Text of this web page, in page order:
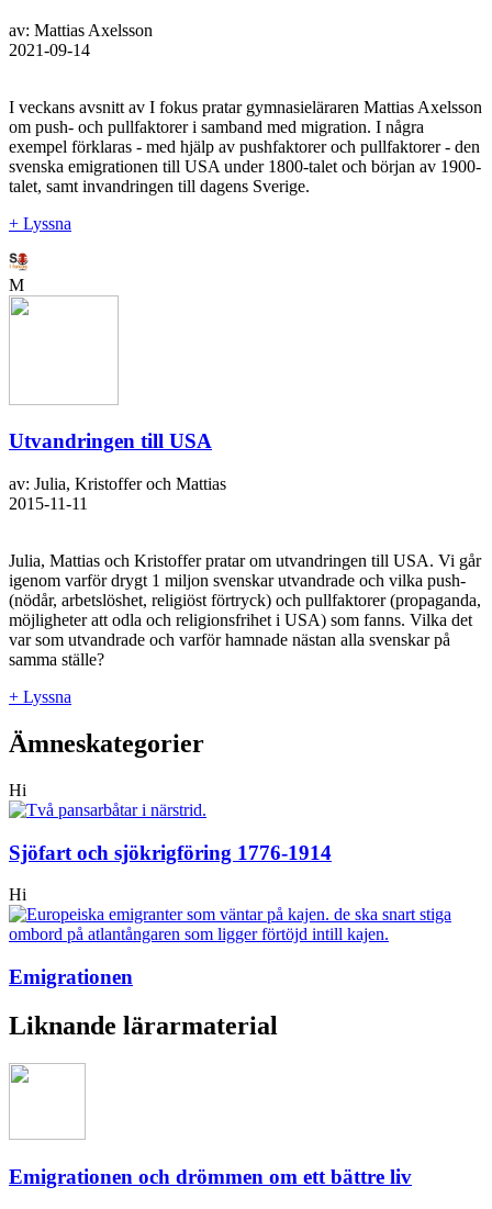
av: Mattias Axelsson
2021-09-14
I veckans avsnitt av I fokus pratar gymnasieläraren Mattias Axelsson
om push- och pullfaktorer i samband med migration. I några
exempel förklaras - med hjälp av pushfaktorer och pullfaktorer - den
svenska emigrationen till USA under 1800-talet och början av 1900-
talet, samt invandringen till dagens Sverige.
+ Lyssna
M
Utvandringen till USA
av: Julia, Kristoffer och Mattias
2015-11-11
Julia, Mattias och Kristoffer pratar om utvandringen till USA. Vi går
igenom varför drygt 1 miljon svenskar utvandrade och vilka push-
(nödår, arbetslöshet, religiöst förtryck) och pullfaktorer (propaganda,
möjligheter att odla och religionsfrihet i USA) som fanns. Vilka det
var som utvandrade och varför hamnade nästan alla svenskar på
samma ställe?
+ Lyssna
Ämneskategorier
Hi
Sjöfart och sjökrigföring 1776-1914
Hi
Emigrationen
Liknande lärarmaterial
Emigrationen och drömmen om ett bättre liv